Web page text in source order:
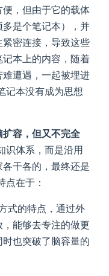
，但由于它的载体
是个笔记本），并
密连接，导致这些
本上的内容，随着
遭遇，一起被埋进
记本没有成为思想
容，但又不完全
识体系，而是沿用
干各的，最终还是
点在于：
式的特点，通过外
能够去专注的做更
也突破了脑容量的